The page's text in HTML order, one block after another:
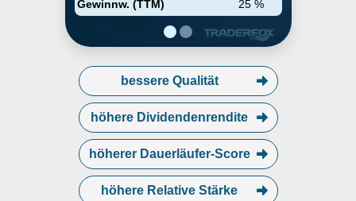
Gewinnw. (TTM)
25 %
Umsatzmodell auf die Zunahme
der Abonnements und
wiederkehrenden Verkäufe.
bessere Qualität
höhere Dividendenrendite
höherer Dauerläufer-Score
höhere Relative Stärke